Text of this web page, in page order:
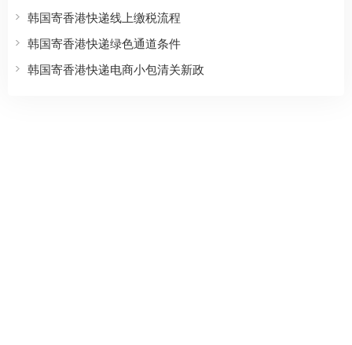
韩国寄香港快递线上缴税流程
韩国寄香港快递绿色通道条件
韩国寄香港快递电商小包清关新政